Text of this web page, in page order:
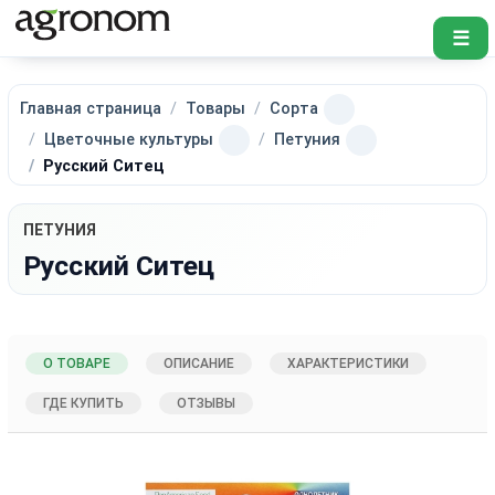
☰
Главная страница Товары
Сорта
Цветочные культуры
Петуния
Русский Ситец
ПЕТУНИЯ
Русский Ситец
О ТОВАРЕ ОПИСАНИЕ ХАРАКТЕРИСТИКИ
ГДЕ КУПИТЬ ОТЗЫВЫ